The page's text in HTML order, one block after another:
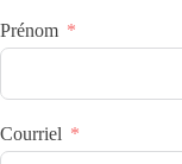
Prénom
Courriel